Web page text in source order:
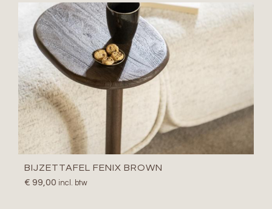
BIJZETTAFEL FENIX BROWN
€ 99,00 incl. btw